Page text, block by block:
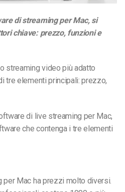
di streaming per Mac, si
chiave: prezzo, funzioni e
streaming video più adatto
tre elementi principali: prezzo,
di live streaming per Mac,
che contenga i tre elementi
Mac ha prezzi molto diversi.